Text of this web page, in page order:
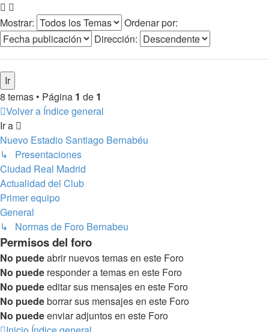
Mostrar:
Ordenar por:
Dirección:
8 temas • Página 1 de 1
Volver a Índice general
Ir a
Nuevo Estadio Santiago Bernabéu
↳ Presentaciones
Ciudad Real Madrid
Actualidad del Club
Primer equipo
General
↳ Normas de Foro Bernabeu
Permisos del foro
No puedeabrir nuevos temas en este Foro
No puede responder a temas en este Foro
No puedeeditar sus mensajes en este Foro
No puedeborrar sus mensajes en este Foro
No puedeenviar adjuntos en este Foro